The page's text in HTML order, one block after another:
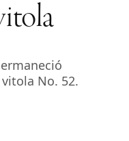
No. 52.